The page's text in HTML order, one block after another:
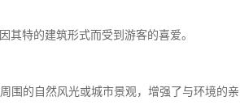
其特的建筑形式而受到游客的喜爱。
围的自然风光或城市景观，增强了与环境的亲